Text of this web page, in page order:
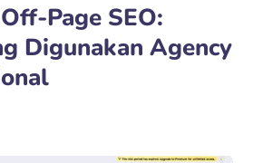
Page SEO:
Digunakan Agency